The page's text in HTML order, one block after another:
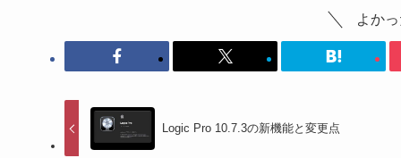
よか
Logic Pro 10.7.3の新機能と変更点